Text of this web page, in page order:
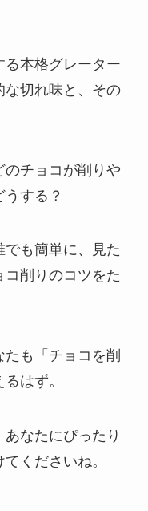
る本格グレーター
な切れ味と、その
のチョコが削りや
する？
も簡単に、見た
コ削りのコツをた
も「チョコを削
はず。
なたにぴったり
くださいね。